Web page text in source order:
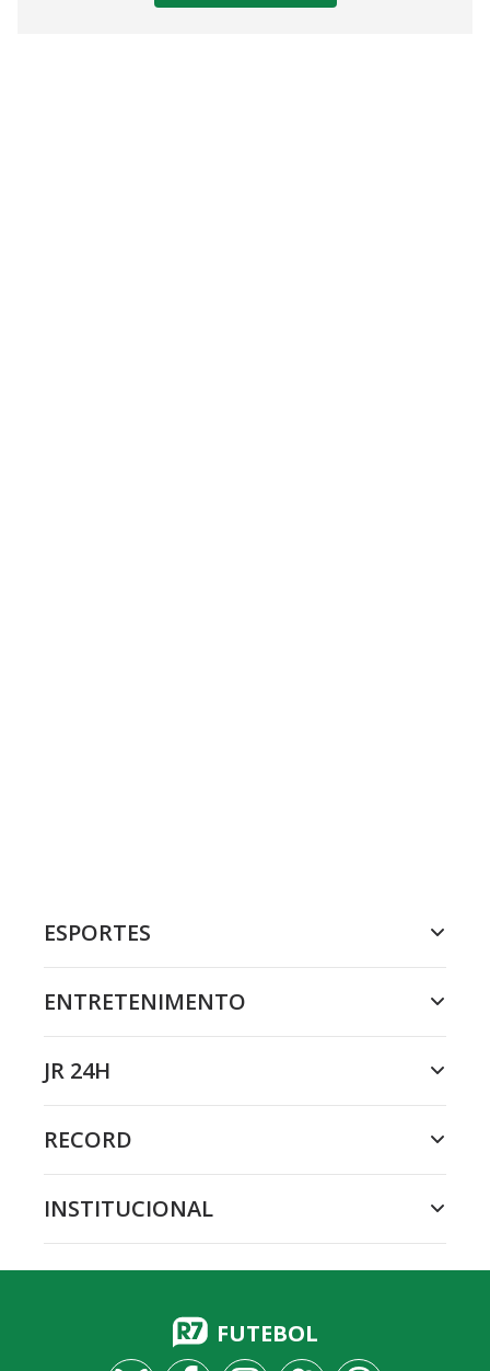
ESPORTES
ENTRETENIMENTO
JR 24H
RECORD
INSTITUCIONAL
FUTEBOL